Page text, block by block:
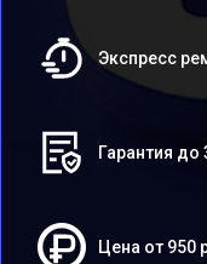
Экспресс
Гарантия до
Цена от 950